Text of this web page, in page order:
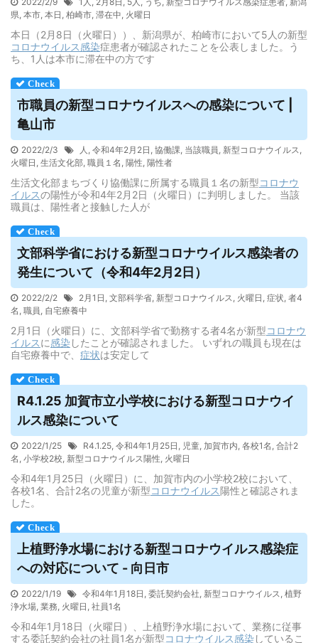
県, 本市, 本日 , 柏崎市, 滞在中, 火曜日
本日（2月8日（火曜日））、新潟県が、柏崎市において5人の新型
コロナウイルス感染症患者が確認されたことを公表しました。う
ち、1人は本市に滞在中の方です
市職員の新型コロナウイルスへの感染について |
亀山市
2022/2/3 人 , 令和4年2月2日 , 協働課, 当該職員, 新型コロナウイルス,
火曜日 , 生活文化部, 職員１名 , 陽性, 陽性者
生活文化部まちづくり協働課に所属する職員１名の新型コロナウ
イルスの陽性が令和4年2月2日（火曜日）に判明しました。 当該
職員は、陽性者と接触した人が
文部科学省における新型コロナウイルス感染者の
発生について（令和4年2月2日）
2022/2/2 2月1日 , 文部科学省, 新型コロナウイルス, 火曜日 , 症状, 者4
名 , 職員, 自宅療養中
2月1日（火曜日）に、文部科学省で勤務する者4名が新型コロナウ
イルスに感染 したことが確認されました。 いずれの職員も現在は
自宅療養中で、 症状は安定して
R4.1.25 加賀市立小学校における新型コロナウイ
ルス感染について
2022/1/25 R4.1.25, 令和4年1月25日 , 児童, 加賀市内, 各校1名 , 合計2
名 , 小学校2校, 新型コロナウイルス陽性, 火曜日
令和4年1月25日（火曜日）に、加賀市内の小学校2校において、
各校1名、合計2名の児童が新型コロナウイルス陽性と確認されま
した。
上植野浄水場における新型コロナウイルス感染症
への対応について - 向日市
2022/1/19 令和4年1月18日 , 委託契約会社, 新型コロナウイルス, 植野
浄水場, 業務, 火曜日 , 社員1名
令和4年1月18日（火曜日）、上植野浄水場において、業務に従事
する委託契約会社の社員1名が新型コロナウイルス感染 しているこ